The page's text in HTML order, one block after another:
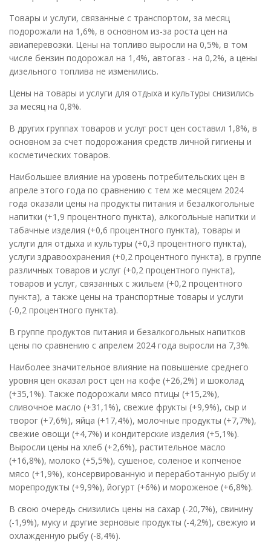
Товары и услуги, связанные с транспортом, за месяц
подорожали на 1,6%, в основном из-за роста цен на
авиаперевозки. Цены на топливо выросли на 0,5%, в том
числе бензин подорожал на 1,4%, автогаз - на 0,2%, а цены
дизельного топлива не изменились.
Цены на товары и услуги для отдыха и культуры снизились
за месяц на 0,8%.
В других группах товаров и услуг рост цен составил 1,8%, в
основном за счет подорожания средств личной гигиены и
косметических товаров.
Наибольшее влияние на уровень потребительских цен в
апреле этого года по сравнению с тем же месяцем 2024
года оказали цены на продукты питания и безалкогольные
напитки (+1,9 процентного пункта), алкогольные напитки и
табачные изделия (+0,6 процентного пункта), товары и
услуги для отдыха и культуры (+0,3 процентного пункта),
услуги здравоохранения (+0,2 процентного пункта), в группе
различных товаров и услуг (+0,2 процентного пункта),
товаров и услуг, связанных с жильем (+0,2 процентного
пункта), а также цены на транспортные товары и услуги
(-0,2 процентного пункта).
В группе продуктов питания и безалкогольных напитков
цены по сравнению с апрелем 2024 года выросли на 7,3%.
Наиболее значительное влияние на повышение среднего
уровня цен оказал рост цен на кофе (+26,2%) и шоколад
(+35,1%). Также подорожали мясо птицы (+15,2%),
сливочное масло (+31,1%), свежие фрукты (+9,9%), сыр и
творог (+7,6%), яйца (+17,4%), молочные продукты (+7,7%),
свежие овощи (+4,7%) и кондитерские изделия (+5,1%).
Выросли цены на хлеб (+2,6%), растительное масло
(+16,8%), молоко (+5,5%), сушеное, соленое и копченое
мясо (+1,9%), консервированную и переработанную рыбу и
морепродукты (+9,9%), йогурт (+6%) и мороженое (+6,8%).
В свою очередь снизились цены на сахар (-20,7%), свинину
(-1,9%), муку и другие зерновые продукты (-4,2%), свежую и
охлажденную рыбу (-8,4%).